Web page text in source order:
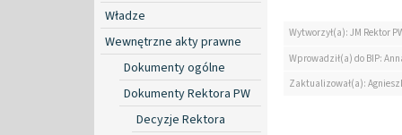
Władze
Wewnętrzne akty prawne
Dokumenty ogólne
Dokumenty Rektora PW
Decyzje Rektora
Wytworzył(a): JM Rektor
Wprowadził(a) do BIP:
Zaktualizował(a):